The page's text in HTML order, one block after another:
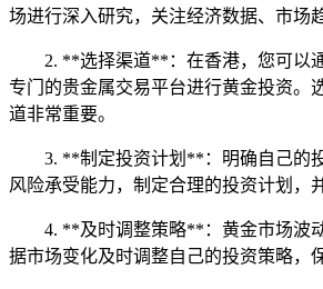
场进行深入研究，关注经济数据、市场
2. **选择渠道**：在香港，您可以
专门的贵金属交易平台进行黄金投资。
道非常重要。
3. **制定投资计划**：明确自己的
风险承受能力，制定合理的投资计划，
4. **及时调整策略**：黄金市场波
据市场变化及时调整自己的投资策略，